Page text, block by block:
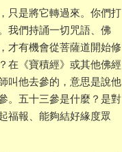
只是將它轉過來。你們打
我們持誦一切咒語、佛
才有機會從菩薩道開始修
在《寶積經》或其他佛經
叫他去參的，意思是說他
。五十三參是什麼？是對
福報、能夠結好緣度眾